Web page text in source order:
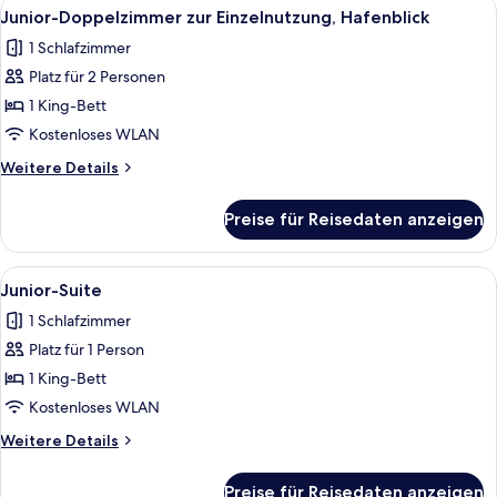
Fotos
für
Junior-
Doppelzimmer
zur
Einzelnutzung,
Hafenblick
5
Junior-Doppelzimmer zur Einzelnutzung, Hafenblick
1 Schlafzimmer
Platz für 2 Personen
1 King-Bett
Kostenloses WLAN
Weitere Details
Weitere
Doppelzimmer
zur
Einzelnutzung,
Preise für Reisedaten anzeigen
Alle
Fotos
für
Junior-
Suite
anzeigen
Daunenbettdecken, Minibar,
5
Junior-Suite
1 Schlafzimmer
Platz für 1 Person
1 King-Bett
Kostenloses WLAN
Weitere Details
Weitere
Preise für Reisedaten anzeigen